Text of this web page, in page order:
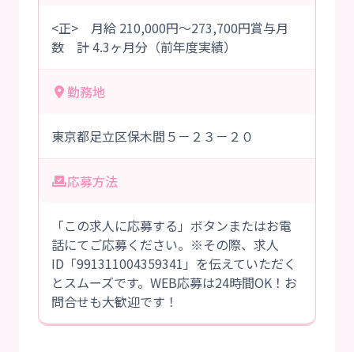
<正> 月給 210,000円～273,700円賞与月
数 計 4.3ヶ月分（前年度実績）
勤務地
東京都足立区保木間５－２３－２０
応募方法
「この求人に応募する」ボタンまたはお電
話にてご応募ください。※その際、求人
ID「991311004359341」を伝えていただく
とスムーズです。WEB応募は24時間OK！お
問合せも大歓迎です！